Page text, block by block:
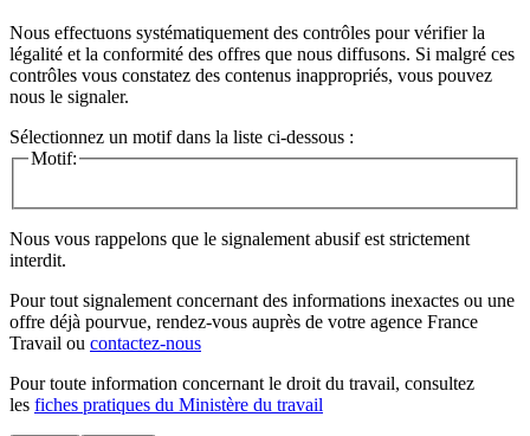
Nous effectuons systématiquement des contrôles pour vérifier la
légalité et la conformité des offres que nous diffusons. Si malgré ces
contrôles vous constatez des contenus inappropriés, vous pouvez
nous le signaler.
Sélectionnez un motif dans la liste ci-dessous :
Motif:
Nous vous rappelons que le signalement abusif est strictement
interdit.
Pour tout signalement concernant des informations inexactes ou une
offre déjà pourvue, rendez-vous auprès de votre agence France
Travail ou contactez-nous
Pour toute information concernant le droit du travail, consultez
les fiches pratiques du Ministère du travail